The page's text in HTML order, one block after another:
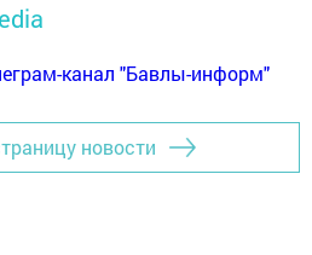
канал "Бавлы-информ"
новости